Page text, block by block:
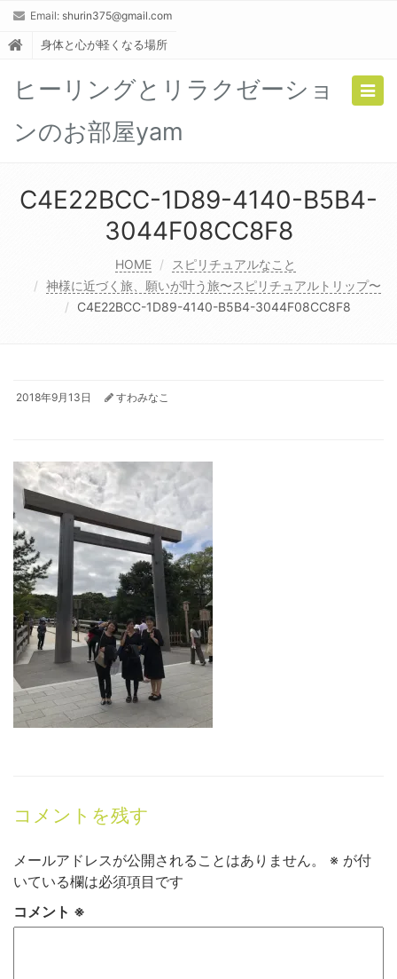
Email: shurin375@gmail.com
身体と心が軽くなる場所
ヒーリングとリラクゼーショ
ンのお部屋yam
C4E22BCC-1D89-4140-B5B4-
3044F08CC8F8
HOME
スピリチュアルなこと
神様に近づく旅、願いが叶う旅〜スピリチュアルトリップ〜
C4E22BCC-1D89-4140-B5B4-3044F08CC8F8
2018年9月13日 すわみなこ
コメントを残す
メールアドレスが公開されることはありません。 ※ が付
いている欄は必須項目です
コメント ※